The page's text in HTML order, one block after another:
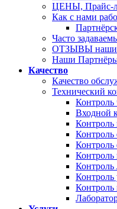
ЦЕНЫ, Прайс-
Как с нами
Часто
ОТЗЫВЫ
Наши
Качество
Качество
Технический
Входной
Контроль
Контроль
Контроль
Контроль
Контроль
Контроль